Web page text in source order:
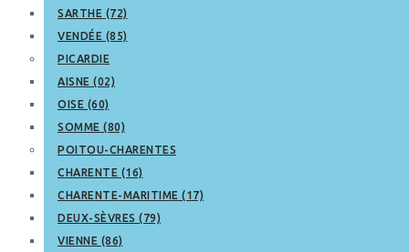
SARTHE (72)
VENDÉE (85)
PICARDIE
AISNE (02)
OISE (60)
SOMME (80)
POITOU-CHARENTES
CHARENTE (16)
CHARENTE-MARITIME (17)
DEUX-SÈVRES (79)
VIENNE (86)